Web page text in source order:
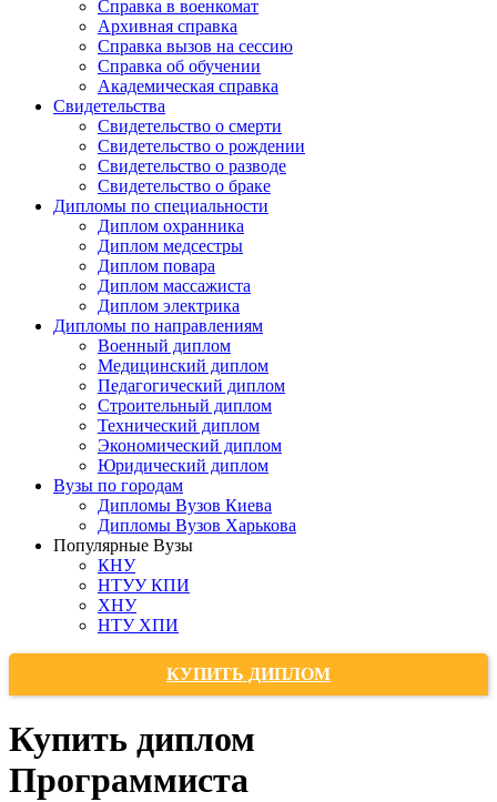
Справка в военкомат
Архивная справка
Справка вызов на сессию
Справка об обучении
Академическая справка
Свидетельства
Свидетельство о смерти
Свидетельство о рождении
Свидетельство о разводе
Свидетельство о браке
Дипломы по специальности
Диплом охранника
Диплом медсестры
Диплом повара
Диплом массажиста
Диплом электрика
Дипломы по направлениям
Военный диплом
Медицинский диплом
Педагогический диплом
Строительный диплом
Технический диплом
Экономический диплом
Юридический диплом
Вузы по городам
Дипломы Вузов Киева
Дипломы Вузов Харькова
Популярные Вузы
КНУ
НТУУ КПИ
ХНУ
НТУ ХПИ
КУПИТЬ ДИПЛОМ
Купить диплом
Программиста